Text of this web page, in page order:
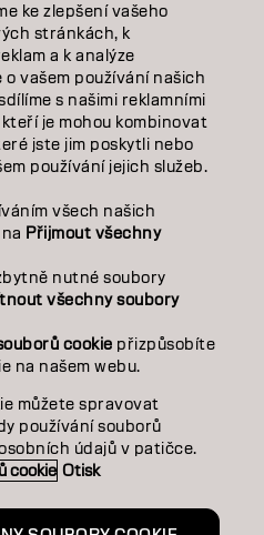
údajů
je součástí
ke zlepšení vašeho
stránkách, k
a k analýze
vašem používání našich
s našimi reklamními
je mohou kombinovat
jste jim poskytli nebo
používání jejich služeb.
všech našich
Přijmout všechny
nutné soubory
všechny soubory
cookie přizpůsobíte
na našem webu.
můžete spravovat
používání souborů
údajů v patičce.
cookie Otisk